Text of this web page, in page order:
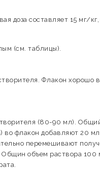
доза составляет 15 мг/
(см. таблицы).
Флакон хорошо
(80-90 мл).
во флакон добавляют 20
перемешивают
Общин объем раствора